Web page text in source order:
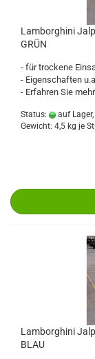
Lamborghini
GRÜN
- für trockene
- Eigenschaften
- Erfahren Sie
Status: auf
Gewicht: 4,5 kg je
Lamborghini
BLAU